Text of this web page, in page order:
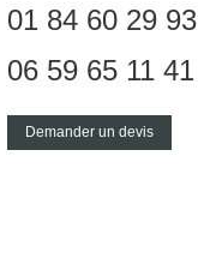
01 84 60 29 93
06 59 65 11 41
Demander un devis